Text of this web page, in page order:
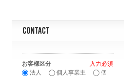
お客様区分
法人
個人事業主
個